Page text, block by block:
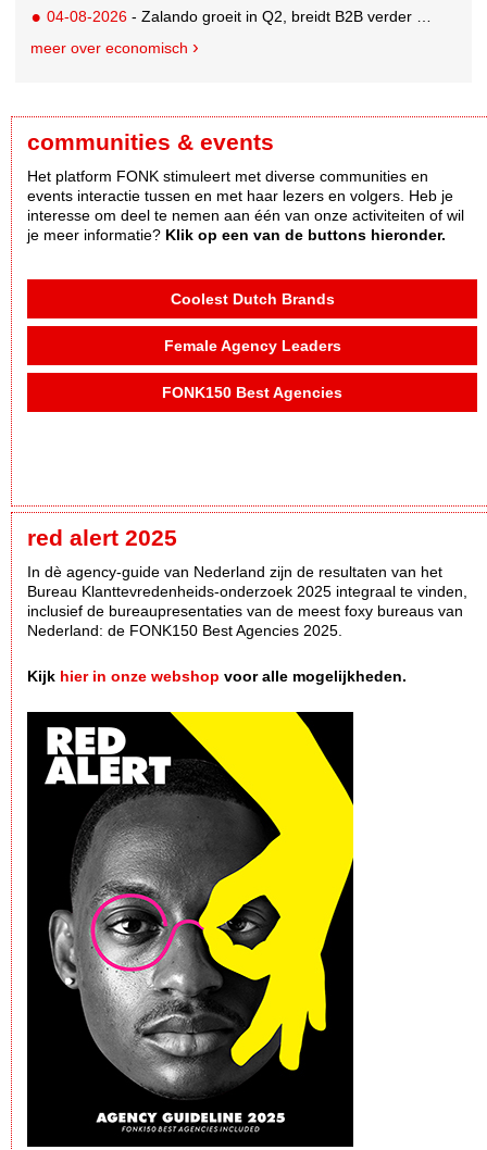
04-08-2026 - Zalando groeit in Q2, breidt B2B verder uit en innoveert met AI
meer over economisch
communities & events
Het platform FONK stimuleert met diverse communities en
events interactie tussen en met haar lezers en volgers. Heb je
interesse om deel te nemen aan één van onze activiteiten of wil
je meer informatie? Klik op een van de buttons hieronder.
Coolest Dutch Brands
Female Agency Leaders
FONK150 Best Agencies
red alert 2025
In dè agency-guide van Nederland zijn de resultaten van het
Bureau Klanttevredenheids-onderzoek 2025 integraal te vinden,
inclusief de bureaupresentaties van de meest foxy bureaus van
Nederland: de FONK150 Best Agencies 2025.
Kijk hier in onze webshop voor alle mogelijkheden.